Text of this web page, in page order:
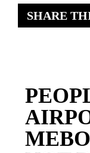
SHARE